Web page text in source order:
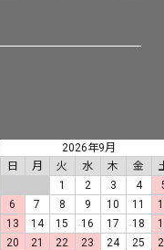
2026年9月
日
月 火 水 木 金
1
2 3 4
6
7 8 9 10 11
13
14 15 16 17 18
20
21 22 23 24 25